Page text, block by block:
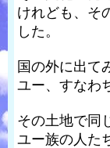
けれども、そ
した。
国の外に出て
ユー、すなわ
その土地で同
ユー族の人た